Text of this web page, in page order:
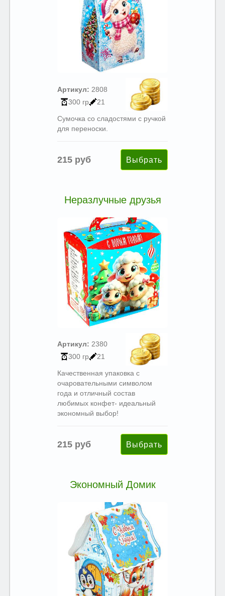
Артикул: 2808
300 гр
21
Сумочка со сладостями с ручкой
для переноски.
215 руб
Неразлучные друзья
Артикул: 2380
300 гр
21
Качественная упаковка с
очаровательными символом
года и отличный состав
любимых конфет- идеальный
экономный выбор!
215 руб
Экономный Домик